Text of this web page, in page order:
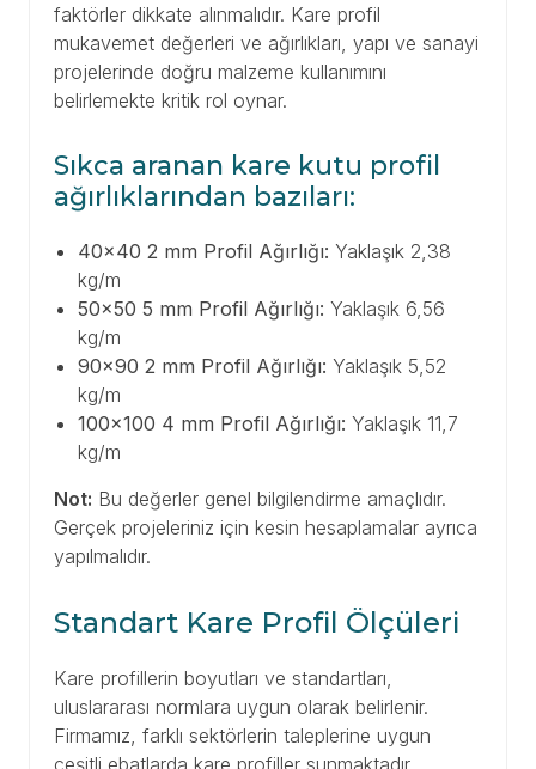
faktörler dikkate alınmalıdır. Kare profil
mukavemet değerleri ve ağırlıkları, yapı ve sanayi
projelerinde doğru malzeme kullanımını
belirlemekte kritik rol oynar.
Sıkca aranan kare kutu profil
ağırlıklarından bazıları:
40x40 2 mm Profil Ağırlığı: Yaklaşık 2,38
kg/m
50x50 5 mm Profil Ağırlığı: Yaklaşık 6,56
kg/m
90x90 2 mm Profil Ağırlığı: Yaklaşık 5,52
kg/m
100x100 4 mm Profil Ağırlığı: Yaklaşık 11,7
kg/m
Not: Bu değerler genel bilgilendirme amaçlıdır.
Gerçek projeleriniz için kesin hesaplamalar ayrıca
yapılmalıdır.
Standart Kare Profil Ölçüleri
Kare profillerin boyutları ve standartları,
uluslararası normlara uygun olarak belirlenir.
Firmamız, farklı sektörlerin taleplerine uygun
çeşitli ebatlarda kare profiller sunmaktadır.